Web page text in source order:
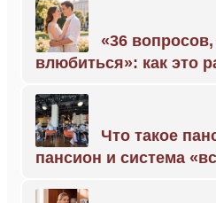
«36
влюбиться»: как это
Что такое
пансион и система